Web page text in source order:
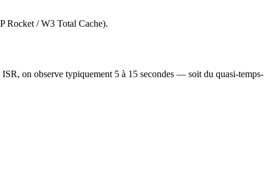
Rocket / W3 Total Cache).
on observe typiquement 5 à 15 secondes — soit du quasi-temps-